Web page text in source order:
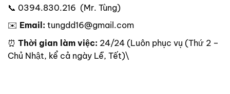
📞 0394.830.216 (Mr. Tùng)
✉️ Email: tungdd16@gmail.com
⏰ Thời gian làm việc: 24/24 (Luôn phục vụ (Thứ 2 –
Chủ Nhật, kể cả ngày Lễ, Tết)\